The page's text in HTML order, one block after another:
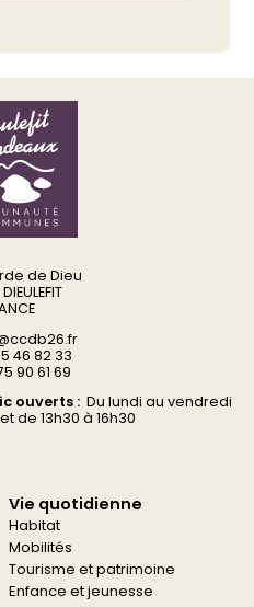
de Dieu
46 82 33
90 61 69
ouverts :Du lundi au vendredi
de 13h30 à 16h30
Vie quotidienne
Habitat
Mobilités
Tourisme et patrimoine
Enfance et jeunesse